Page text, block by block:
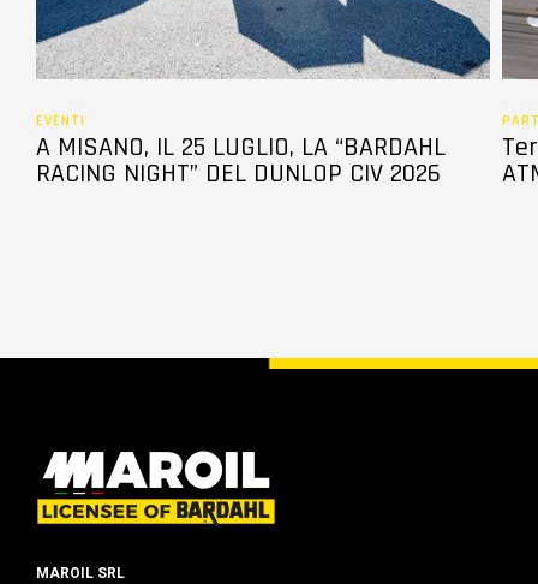
EVENTI
A MISANO, IL 25 LUGLIO, LA “BARDAHL
RACING NIGHT” DEL DUNLOP CIV 2026
MAROIL SRL